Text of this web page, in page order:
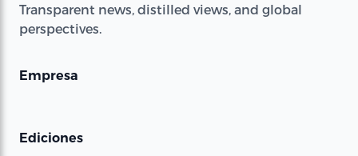
Transparent news, distilled views, and global
perspectives.
Empresa
Ediciones